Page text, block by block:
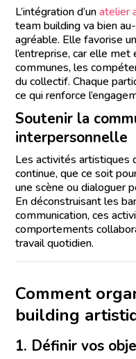
L’intégration d’unatelier
team building va bien
agréable. Elle favorise
l’entreprise, car elle
communes, les
du collectif. Chaque
ce qui renforce
Soutenir la
interpersonnelle
Les activités artistiques
continue, que ce soit
une scène ou dialoguer
En déconstruisant les
communication, ces
comportements
travail quotidien.
Comment
building
1. Définir vos